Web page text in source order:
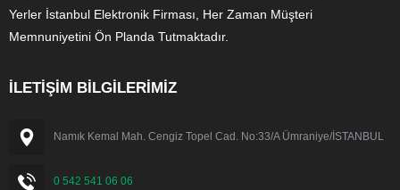
Yerler İstanbul Elektronik Firması, Her Zaman Müşteri
Memnuniyetini Ön Planda Tutmaktadır.
İLETİŞİM BİLGİLERİMİZ
Namık Kemal Mah. Cengiz Topel Cad. No:33/A Ümraniye/İSTANBUL
0 542 541 06 06